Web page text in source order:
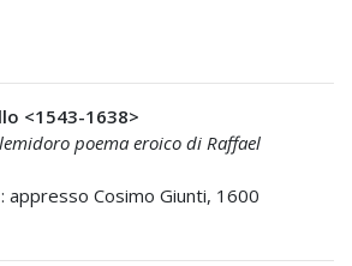
<1543-1638>
poema eroico di Raffael
appresso Cosimo Giunti, 1600